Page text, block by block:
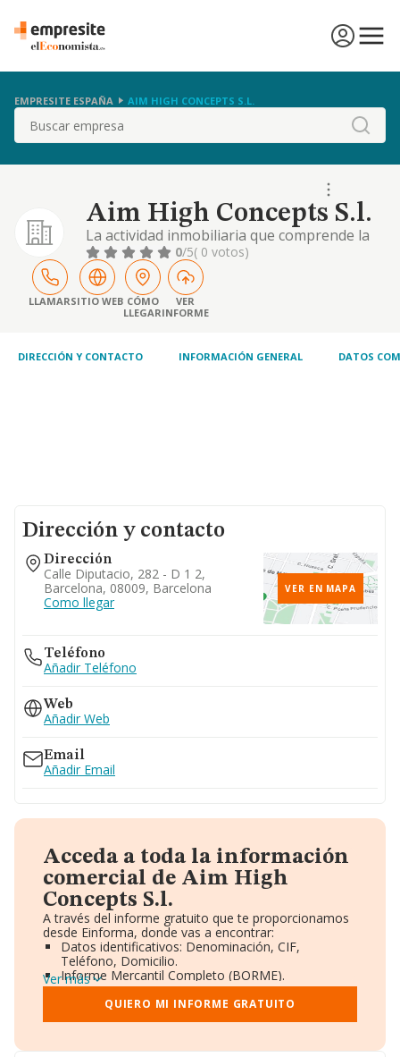
EMPRESITE ESPAÑA AIM HIGH CONCEPTS S.L.
Buscar
Aim High Concepts S.l.
La actividad inmobiliaria que comprende la
adquisicion, urbanizacion, edificacion, venta,
explotacion, gestion y administracion de
inmuebles destinados a vivienda, local de
negocio, oficinas y plazas de parking. etc
0/5( 0 votos)
LLAMARSITIO WEB CÓMO
LLEGAR
VER
INFORME
DIRECCIÓN Y CONTACTO INFORMACIÓN GENERAL DATOS
Dirección y contacto
Dirección
Calle Diputacio, 282 - D 1 2,
Barcelona, 08009, Barcelona
Como llegar
VER EN MAPA
Teléfono
Añadir Teléfono
Web
Añadir Web
Email
Añadir Email
Acceda a toda la información
comercial de Aim High
Concepts S.l.
A través del informe gratuito que te proporcionamos
desde Einforma, donde vas a encontrar:
Datos identificativos: Denominación, CIF,
Teléfono, Domicilio.
Informe Mercantil Completo (BORME).
Gráficos de Evolución Ventas y Empleados.
Consejo de Administración y Administradores.
Directivos y Ejecutivos.
Ver más
QUIERO MI INFORME GRATUITO